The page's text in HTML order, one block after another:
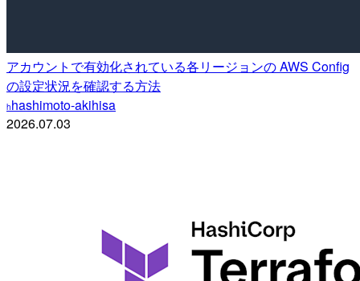
アカウントで有効化されている各リージョンの AWS Config
の設定状況を確認する方法
hhashimoto-akihisa
2026.07.03